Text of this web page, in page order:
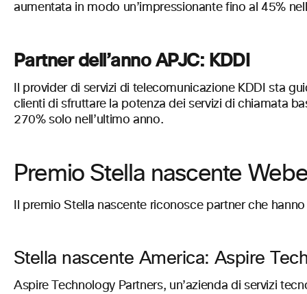
aumentata in modo un’impressionante fino al 45%
Partner dell’anno APJC: KDDI
Il provider di servizi di telecomunicazione KDDI sta
clienti di sfruttare la potenza dei servizi di chiamata
270% solo nell’ultimo anno.
Premio Stella nascente
Il premio Stella nascente riconosce partner che
Stella nascente America: Aspire
Aspire Technology Partners, un’azienda di servizi